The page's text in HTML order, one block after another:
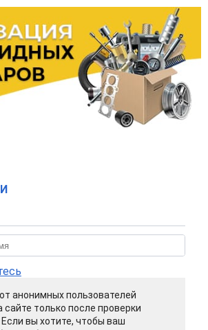
анонимных пользователей
только после проверки
вы хотите, чтобы ваш